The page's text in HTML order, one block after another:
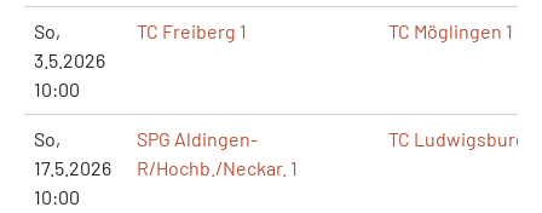
So,
3.5.2026
10:00
TC Freiberg 1 TC Möglingen 1
So,
17.5.2026
10:00
SPG Aldingen-
R/Hochb./Neckar. 1
TC Ludwigsburg 1